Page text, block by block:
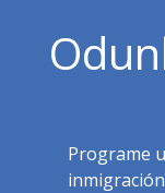
Programe